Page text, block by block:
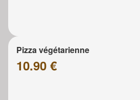
Pizza végétarienne
10.90 €